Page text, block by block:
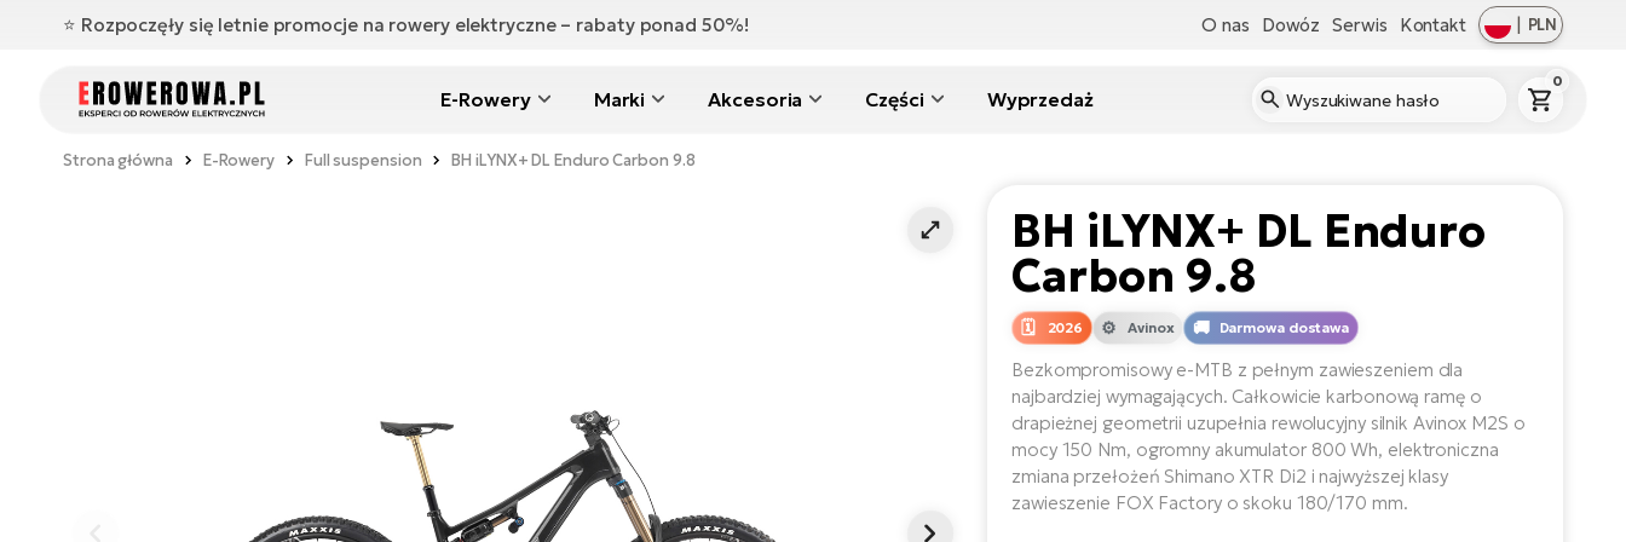
⭐️ Rozpoczęły się letnie promocje na rowery elektryczne – rabaty ponad 50%! O nas Dowóz Serwis Kontakt | PLN
E-Rowery Marki Akcesoria Części Wyprzedaż
0
Strona główna E-Rowery Full suspension BH iLYNX+ DL Enduro Carbon 9.8
BH iLYNX+ DL Enduro
Carbon 9.8
Avinox Darmowa dostawa
2026
Bezkompromisowy e-MTB z pełnym zawieszeniem dla
najbardziej wymagających. Całkowicie karbonową ramę o
drapieżnej geometrii uzupełnia rewolucyjny silnik Avinox M2S o
mocy 150 Nm, ogromny akumulator 800 Wh, elektroniczna
zmiana przełożeń Shimano XTR Di2 i najwyższej klasy
zawieszenie FOX Factory o skoku 180/170 mm.